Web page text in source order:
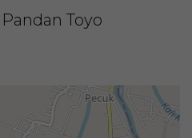
اتجاه القبلة Pandan Toyo